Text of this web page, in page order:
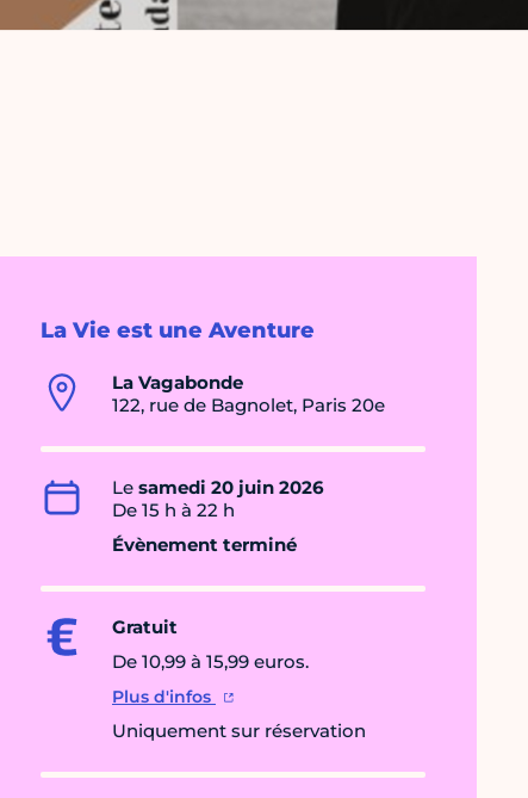
La Vie est une Aventure
La Vagabonde
122, rue de Bagnolet, Paris 20e
Le samedi 20 juin 2026
De 15 h à 22 h
Évènement terminé
Gratuit
De 10,99 à 15,99 euros.
Plus d'infos
Uniquement sur réservation